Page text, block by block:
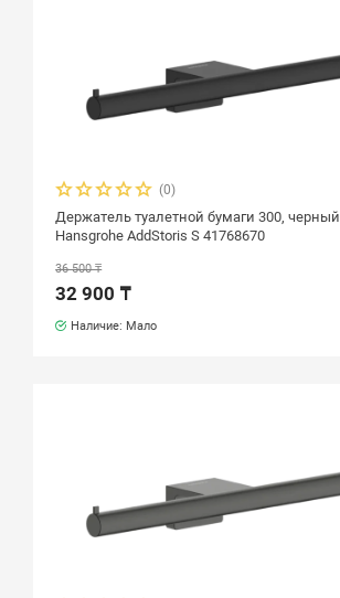
(0)
Держатель туалетной бумаги 300, черный
Hansgrohe AddStoris S 41768670
36 500 ₸
32 900 ₸
Наличие: Мало